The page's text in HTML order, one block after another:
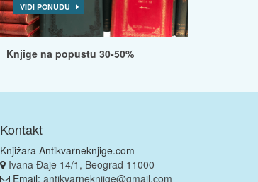
VIDI PONUDU
Knjige na popustu 30-50%
Kontakt
Knjižara Antikvarneknjige.com
Ivana Đaje 14/1, Beograd 11000
Email: antikvarneknjige@gmail.com